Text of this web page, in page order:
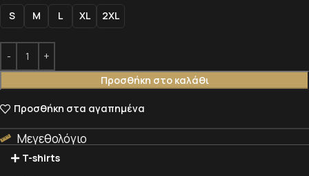
S M L XL 2XL
Προσθήκη στο καλάθι
Προσθήκη στα αγαπημένα
Μεγεθολόγιο
T-shirts